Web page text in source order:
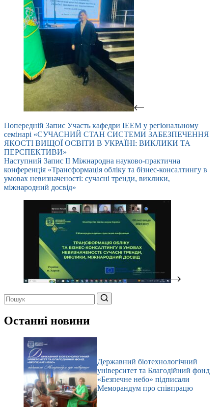
Попередній Запис Участь кафедри ІЕЕМ у регіональному
семінарі «CУЧАСНИЙ СТАН СИСТЕМИ ЗАБЕЗПЕЧЕННЯ
ЯКОСТІ ВИЩОЇ ОСВІТИ В УКРАЇНІ: ВИКЛИКИ ТА
ПЕРСПЕКТИВИ»
Наступний Запис IІ Міжнародна науково-практична
конференція «Трансформація обліку та бізнес-консалтингу в
умовах невизначеності: сучасні тренди, виклики,
міжнародний досвід»
результатів
Останні новини
Державний біотехнологічний
університет та Благодійний фонд
«Безпечне небо» підписали
Меморандум про співпрацю